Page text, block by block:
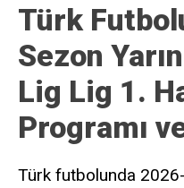
Türk
Sezon
Lig Lig 1.
Programı
Türk futbolunda